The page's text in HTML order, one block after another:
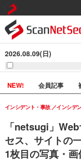
2026.08.09(日)
NEW! 会員記事
「netsugi」
セス、サイトの
1枚目の写真・画
インシデント・事故 インシデ